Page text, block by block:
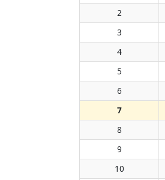
2
3
4
5
6
7
8
9
10